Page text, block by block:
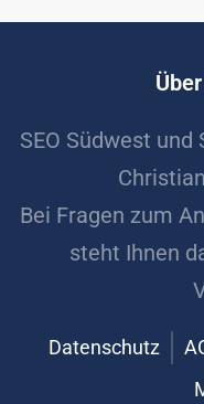
SEO Südwest
Bei Fragen zum
steht Ihnen
Datenschutz